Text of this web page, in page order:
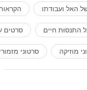
האל ועבודתו
התנסוּת חיים סרטים
מוזיקה סרטוני